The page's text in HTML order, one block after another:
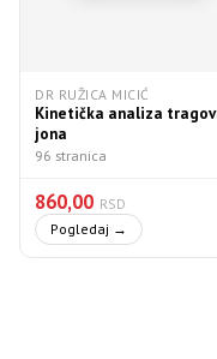
DR RUŽICA MICIĆ
Kinetička analiza
jona
96 stranica
860,00 RSD
Pogledaj →